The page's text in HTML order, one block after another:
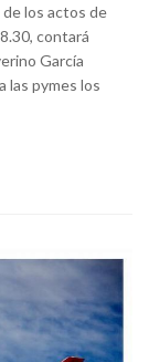
los actos de
contará
García
las pymes los